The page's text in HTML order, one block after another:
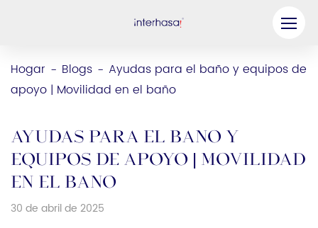
Hogar - Blogs - Ayudas para el baño y equipos de
apoyo | Movilidad en el baño
Ayudas para el baño y
equipos de apoyo | Movilidad
en el baño
30 de abril de 2025
Producto
Compañía
Solución
Recursos